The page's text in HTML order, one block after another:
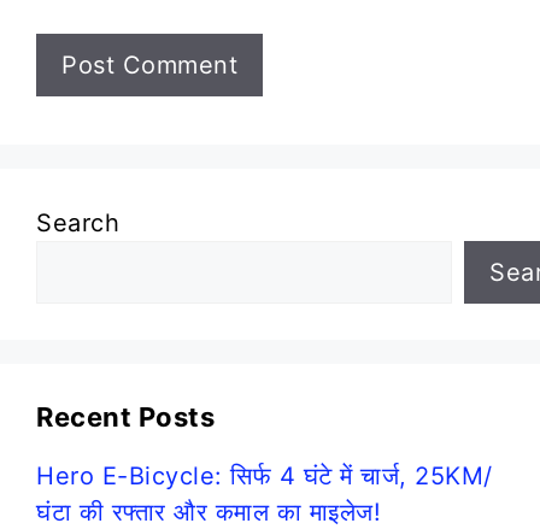
Search
Recent Posts
Hero E-Bicycle: सिर्फ 4 घंटे में चार्ज, 25KM/
घंटा की रफ्तार और कमाल का माइलेज!